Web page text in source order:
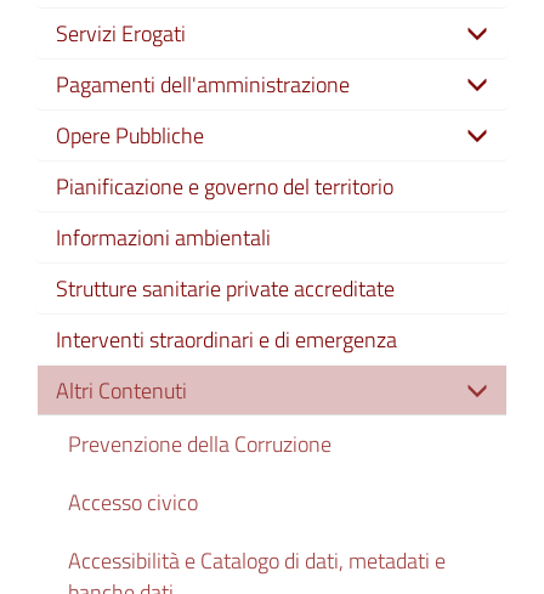
Servizi Erogati
Pagamenti dell'amministrazione
Opere Pubbliche
Pianificazione e governo del territorio
Informazioni ambientali
Strutture sanitarie private accreditate
Interventi straordinari e di emergenza
Altri Contenuti
Prevenzione della Corruzione
Accesso civico
Accessibilità e Catalogo di dati, metadati e